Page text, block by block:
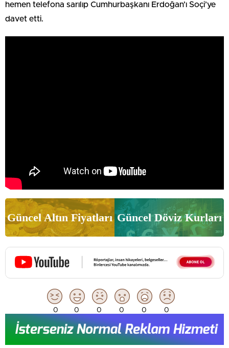
hemen telefona sarılıp Cumhurbaşkanı Erdoğan’ı Soçi’ye
davet etti.
Güncel Altın Fiyatları Güncel Döviz Kurları
0 0 0 0 0 0